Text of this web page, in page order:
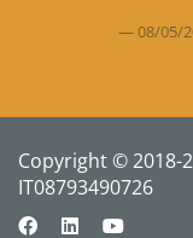
08/05/
Copyright © 2018-
IT08793490726